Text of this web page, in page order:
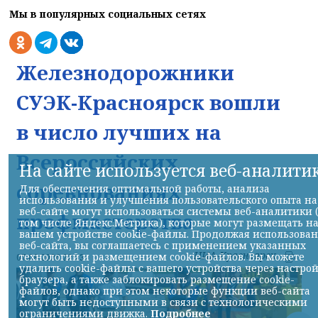
Мы в популярных социальных сетях
Железнодорожники
СУЭК-Красноярск вошли
в число лучших на
Всероссийских
соревнованиях
профмастерства
07.08.2026 22:13 НИА-Красноярск
На сайте используется веб-
Для обеспечения оптимальной работы, анализа
использования и улучшения пользовательского опыта на
веб-сайте могут использоваться системы веб-аналитики
том числе Яндекс.Метрика), которые могут размещать на
вашем устройстве cookie-файлы. Продолжая
веб-сайта, вы соглашаетесь с применением указанных
технологий и размещением cookie-файлов. Вы можете
удалить cookie-файлы с вашего устройства через
браузера, а также заблокировать размещение cookie-
файлов, однако при этом некоторые функции веб-сайта
могут быть недоступными в связи с технологическими
ограничениями движка. Подробнее